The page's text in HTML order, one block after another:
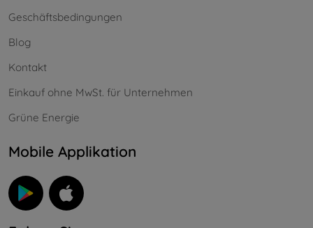
Geschäftsbedingungen
Blog
Kontakt
Einkauf ohne MwSt. für Unternehmen
Grüne Energie
Mobile Applikation